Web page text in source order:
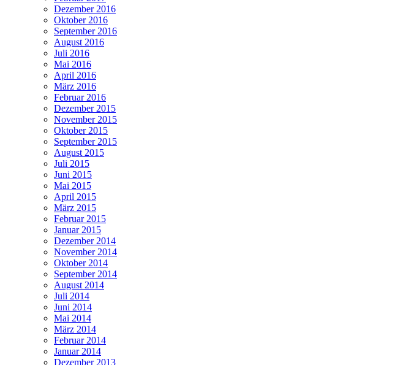
Dezember 2016
Oktober 2016
September 2016
August 2016
Juli 2016
Mai 2016
April 2016
März 2016
Februar 2016
Dezember 2015
November 2015
Oktober 2015
September 2015
August 2015
Juli 2015
Juni 2015
Mai 2015
April 2015
März 2015
Februar 2015
Januar 2015
Dezember 2014
November 2014
Oktober 2014
September 2014
August 2014
Juli 2014
Juni 2014
Mai 2014
März 2014
Februar 2014
Januar 2014
Dezember 2013